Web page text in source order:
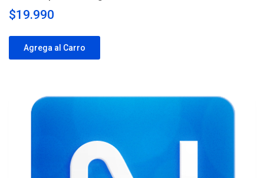
$19.990
Agrega al Carro